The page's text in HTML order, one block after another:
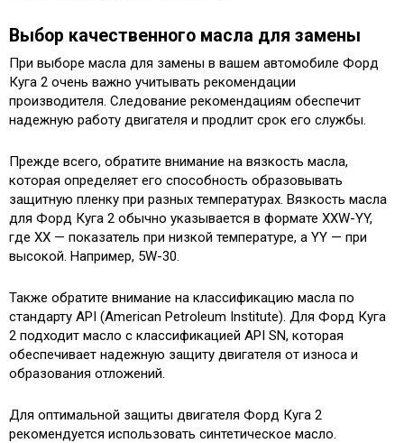
Выбор качественного масла для замены
При выборе масла для замены в вашем автомобиле Форд
Куга 2 очень важно учитывать рекомендации
производителя. Следование рекомендациям обеспечит
надежную работу двигателя и продлит срок его службы.
Прежде всего, обратите внимание на вязкость масла,
которая определяет его способность образовывать
защитную пленку при разных температурах. Вязкость масла
для Форд Куга 2 обычно указывается в формате XXW-YY,
где XX — показатель при низкой температуре, а YY — при
высокой. Например, 5W-30.
Также обратите внимание на классификацию масла по
стандарту API (American Petroleum Institute). Для Форд Куга
2 подходит масло с классификацией API SN, которая
обеспечивает надежную защиту двигателя от износа и
образования отложений.
Для оптимальной защиты двигателя Форд Куга 2
рекомендуется использовать синтетическое масло.